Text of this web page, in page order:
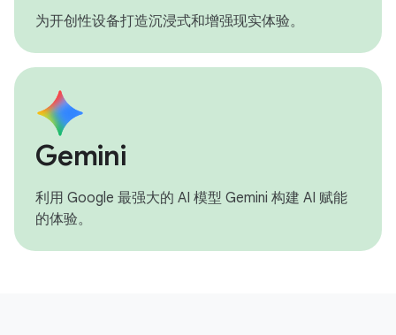
为开创性设备打造沉浸式和增强现实体验。
Gemini
利用 Google 最强大的 AI 模型 Gemini 构建 AI 赋能
的体验。